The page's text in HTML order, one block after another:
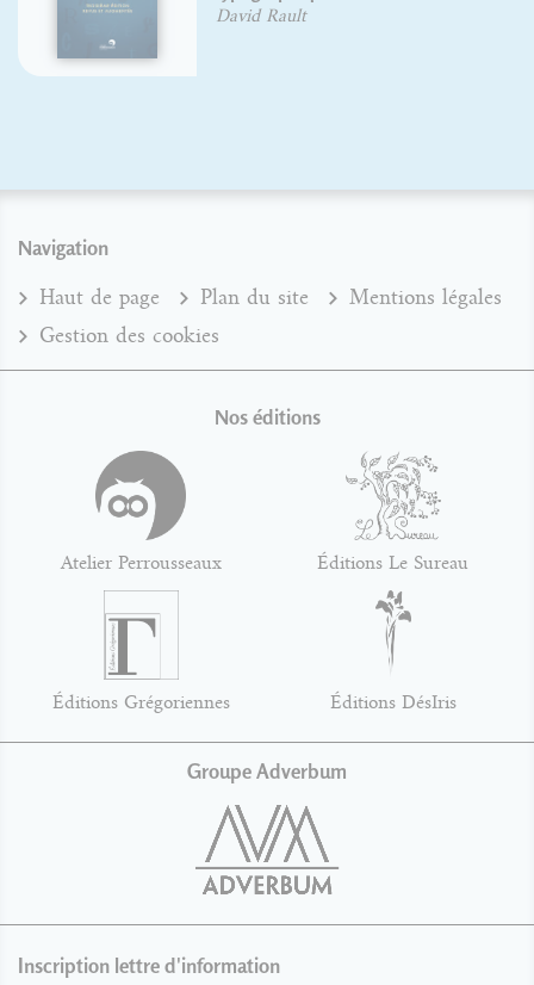
David Rault
Navigation
Haut de page Plan du site
Mentions légales
Gestion des cookies
Nos éditions
Atelier Perrousseaux Éditions Le Sureau
Éditions Grégoriennes Éditions DésIris
Groupe Adverbum
Inscription lettre d'information